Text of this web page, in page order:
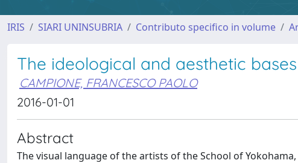
IRIS SIARI UNINSUBRIA Contributo specifico in volume
The ideological and aesthetic
CAMPIONE, FRANCESCO PAOLO
2016-01-01
Abstract
The visual language of the artists of the School of